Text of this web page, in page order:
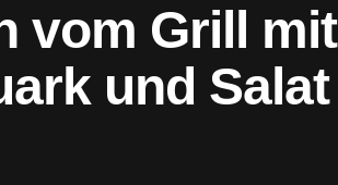
vom Grill mit
und Salat